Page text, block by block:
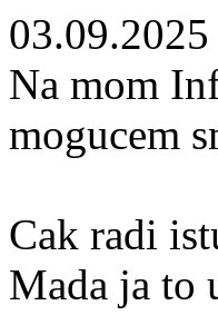
03.09.2025
Na mom
mogucem
Cak radi
Mada ja to